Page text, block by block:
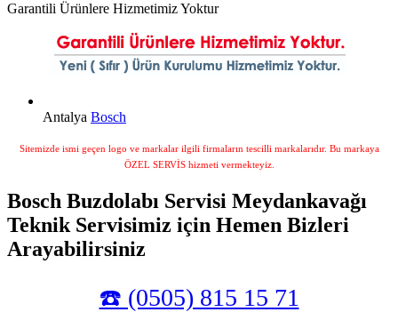
Garantili Ürünlere Hizmetimiz Yoktur
Antalya Bosch
Sitemizde ismi geçen logo ve markalar ilgili firmaların tescilli markalarıdır. Bu markaya
ÖZEL SERVİS hizmeti vermekteyiz.
Bosch Buzdolabı Servisi Meydankavağı
Teknik Servisimiz için Hemen Bizleri
Arayabilirsiniz
☎️ (0505) 815 15 71